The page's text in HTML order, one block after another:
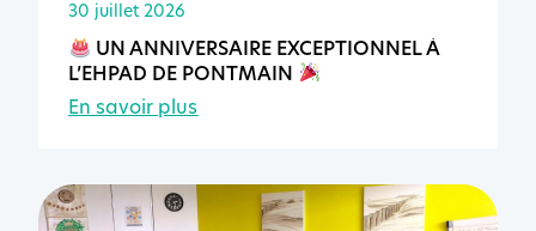
30 juillet 2026
UN ANNIVERSAIRE EXCEPTIONNEL À
L’EHPAD DE PONTMAIN
En savoir plus